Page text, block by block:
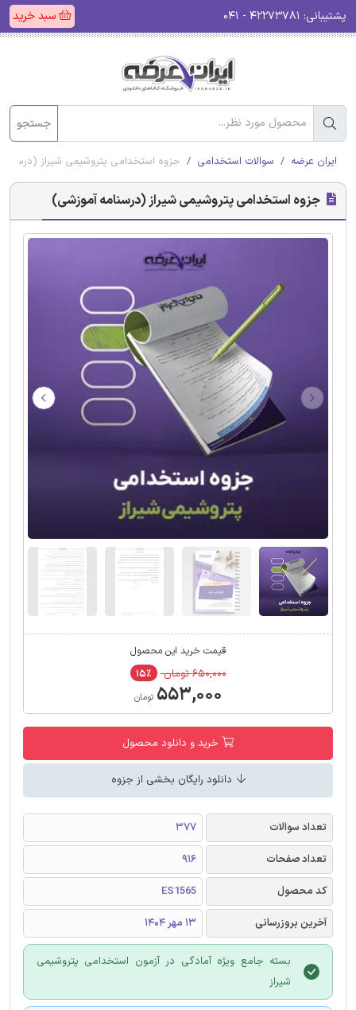
پشتیبانی: سبد خرید
جستجو
ایران عرضه سوالات استخدامی جزوه استخدامی پتروشیمی شیراز
جزوه استخدامی پتروشیمی شیراز (درسنامه آموزشی)
قیمت خرید این محصول
۶۵۰,۰۰۰ تومان ۱۵٪
۵۵۳,۰۰۰ تومان
خرید و دانلود محصول
دانلود رایگان بخشی از جزوه
تعداد سوالات
377
تعداد صفحات
916
کد محصول
ES1565
آخرین بروزرسانی
13 مهر 1404
بسته جامع ویژه آمادگی در آزمون استخدامی پتروشیمی
شیراز